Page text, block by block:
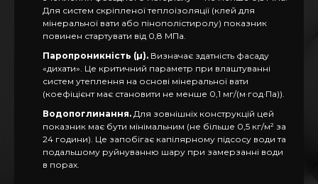
Для систем скріпленої теплоізоляції (клей для
мінеральної вати або пінополістиролу) показник
повинен стартувати від 0,8 МПа.
Паропроникність (µ). Визначає здатність фасаду
«дихати». Це критичний параметр при влаштуванні
систем утеплення на основі мінеральної вати
(коефіцієнт має становити не менше 0,1 мг/(м·год·Па)).
Водопоглинання. Для зовнішніх конструкцій цей
показник має бути мінімальним (не більше 0,5 кг/м² за
24 години). Це запобігає капілярному підсосу води та
подальшому руйнуванню шару при замерзанні води
в порах.